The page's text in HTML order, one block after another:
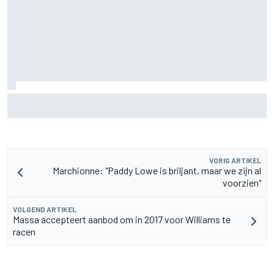
VORIG ARTIKEL
Marchionne: "Paddy Lowe is briljant, maar we zijn al
voorzien"
VOLGEND ARTIKEL
Massa accepteert aanbod om in 2017 voor Williams te
racen